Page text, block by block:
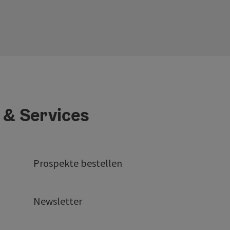
Services
Prospekte bestellen
Newsletter